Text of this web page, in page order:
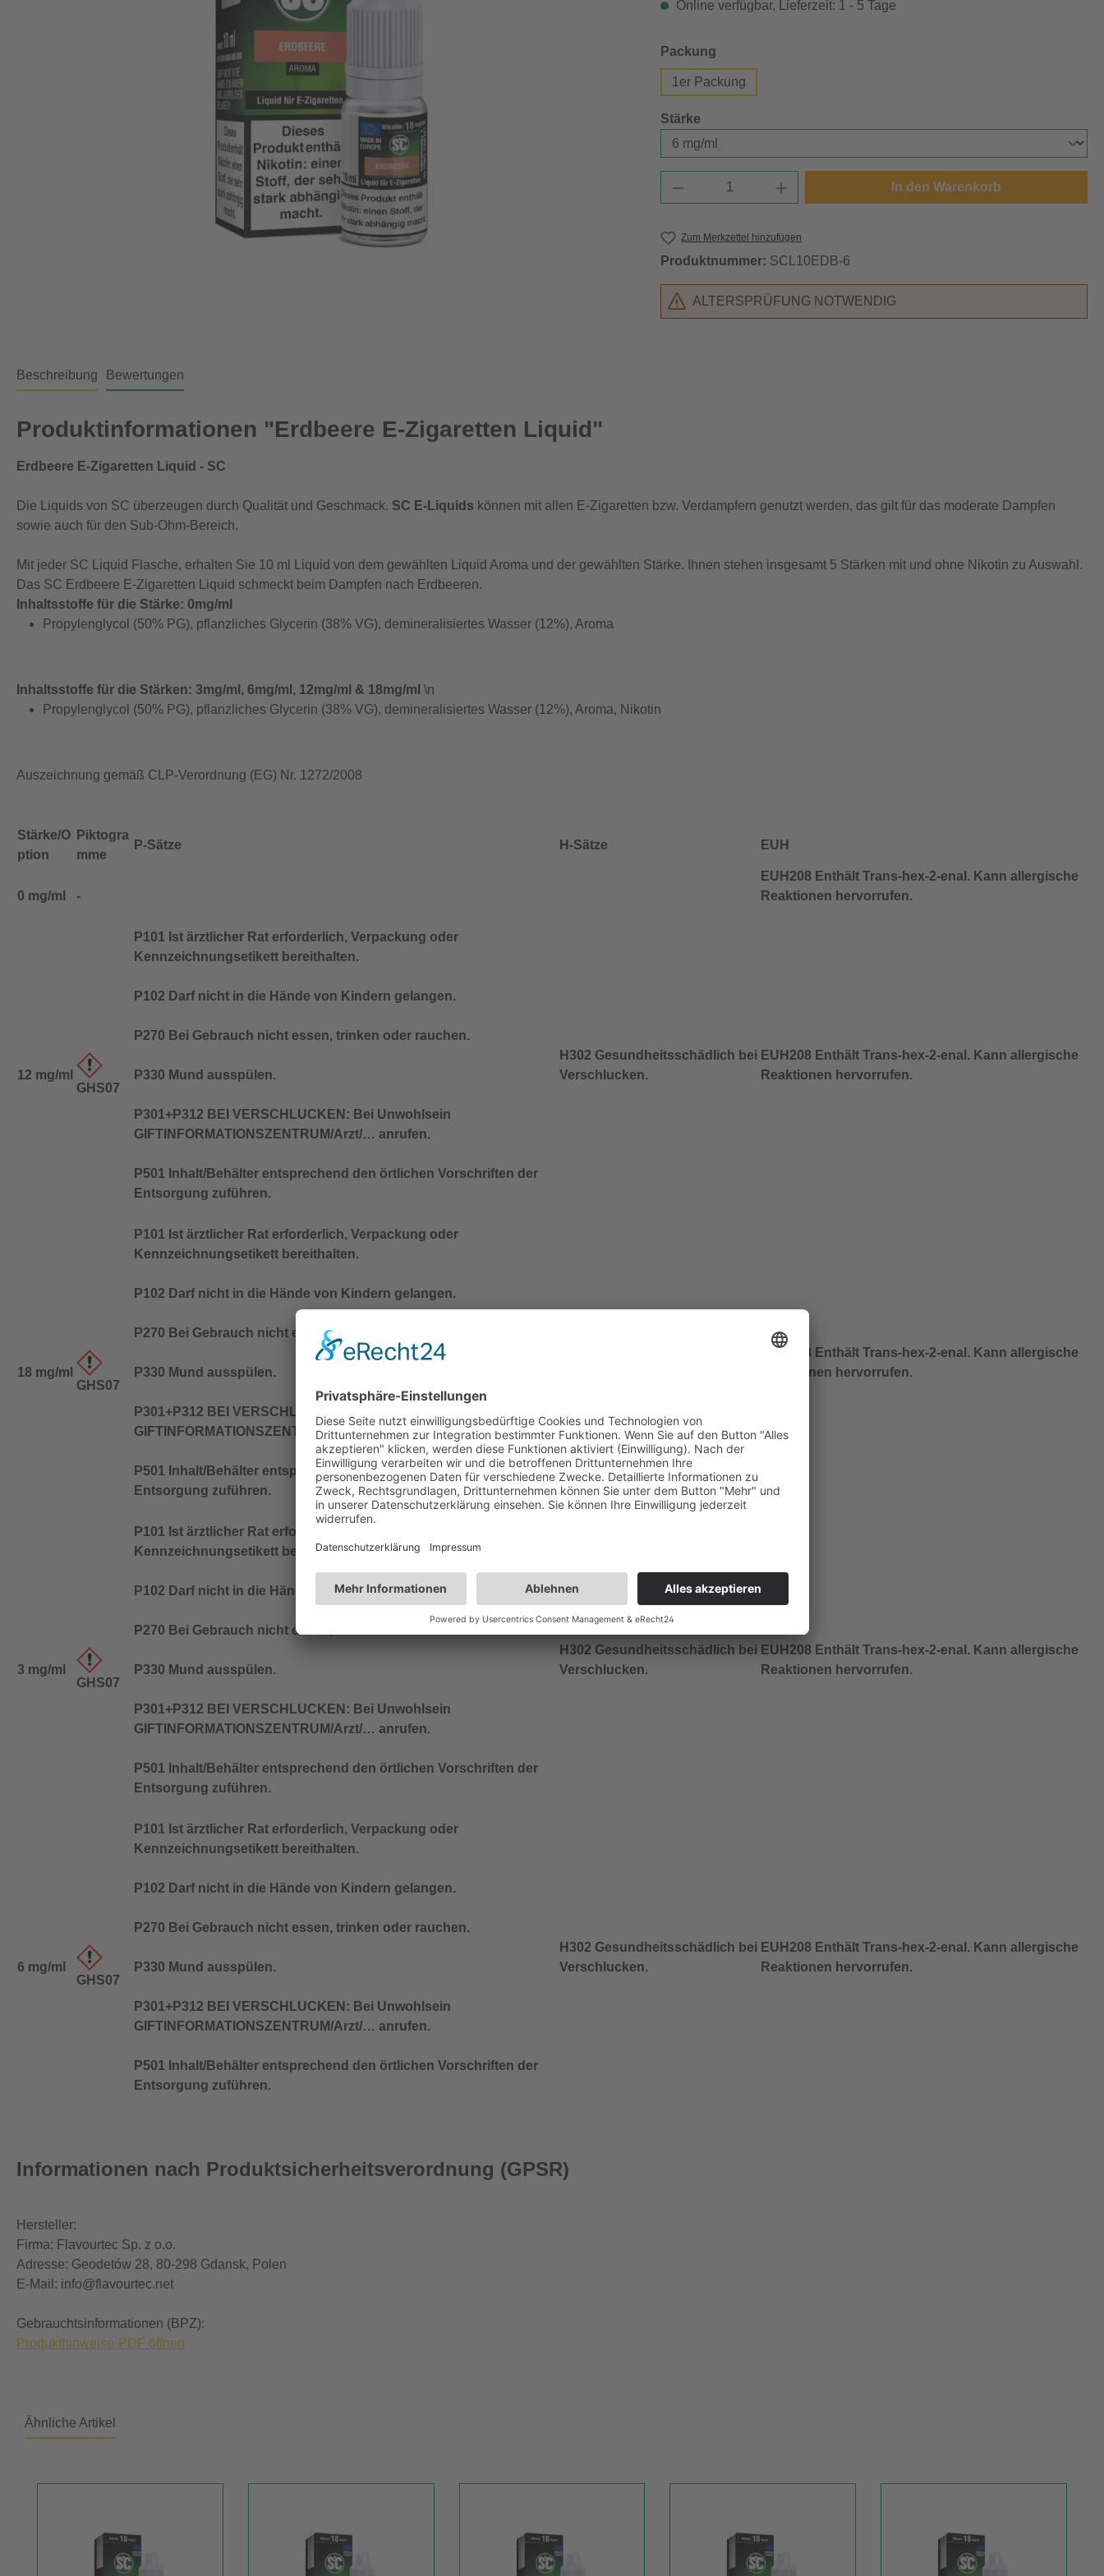
Online verfügbar, Lieferzeit: 1 - 5 Tage
Packung
1er Packung
Stärke
Produkt Anzahl: Gib den gewünschten Wert ein
In den Warenkorb
Zum Merkzettel hinzufügen
Produktnummer: SCL10EDB-6
ALTERSPRÜFUNG NOTWENDIG
Beschreibung Bewertungen
Produktinformationen "Erdbeere E-Zigaretten Liquid"
Erdbeere E-Zigaretten Liquid - SC
Die Liquids von SC überzeugen durch Qualität und Geschmack. SC E-Liquids können mit allen E-Zigaretten bzw. Verdampfern genutzt werden, das gilt für das moderate Dampfen
sowie auch für den Sub-Ohm-Bereich.
Mit jeder SC Liquid Flasche, erhalten Sie 10 ml Liquid von dem gewählten Liquid Aroma und der gewählten Stärke. Ihnen stehen insgesamt 5 Stärken mit und ohne Nikotin zu Auswahl.
Das SC Erdbeere E-Zigaretten Liquid schmeckt beim Dampfen nach Erdbeeren.
Inhaltsstoffe für die Stärke: 0mg/ml
Propylenglycol (50% PG), pflanzliches Glycerin (38% VG), demineralisiertes Wasser (12%), Aroma
Inhaltsstoffe für die Stärken: 3mg/ml, 6mg/ml, 12mg/ml & 18mg/ml \n
Propylenglycol (50% PG), pflanzliches Glycerin (38% VG), demineralisiertes Wasser (12%), Aroma, Nikotin
Auszeichnung gemäß CLP-Verordnung (EG) Nr. 1272/2008
Stärke/O
ption
Piktogra
mme
P-Sätze H-Sätze EUH
0 mg/ml -
EUH208 Enthält Trans-hex-2-enal. Kann allergische
Reaktionen hervorrufen.
12 mg/ml
GHS07
P101 Ist ärztlicher Rat erforderlich, Verpackung oder
Kennzeichnungsetikett bereithalten.
P102 Darf nicht in die Hände von Kindern gelangen.
P270 Bei Gebrauch nicht essen, trinken oder rauchen.
P330 Mund ausspülen.
P301+P312 BEI VERSCHLUCKEN: Bei Unwohlsein
GIFTINFORMATIONSZENTRUM/Arzt/… anrufen.
P501 Inhalt/Behälter entsprechend den örtlichen Vorschriften der
Entsorgung zuführen.
H302 Gesundheitsschädlich bei
Verschlucken.
EUH208 Enthält Trans-hex-2-enal. Kann allergische
Reaktionen hervorrufen.
18 mg/ml
GHS07
P101 Ist ärztlicher Rat erforderlich, Verpackung oder
Kennzeichnungsetikett bereithalten.
P102 Darf nicht in die Hände von Kindern gelangen.
P270 Bei Gebrauch nicht essen, trinken oder rauchen.
P330 Mund ausspülen.
P301+P312 BEI VERSCHLUCKEN: Bei Unwohlsein
GIFTINFORMATIONSZENTRUM/Arzt/… anrufen.
P501 Inhalt/Behälter entsprechend den örtlichen Vorschriften der
Entsorgung zuführen.
EUH208 Enthält Trans-hex-2-enal. Kann allergische
Reaktionen hervorrufen.
3 mg/ml
GHS07
P101 Ist ärztlicher Rat erforderlich, Verpackung oder
Kennzeichnungsetikett bereithalten.
P102 Darf nicht in die Hände von Kindern gelangen.
P270 Bei Gebrauch nicht essen, trinken oder rauchen.
P330 Mund ausspülen.
P301+P312 BEI VERSCHLUCKEN: Bei Unwohlsein
GIFTINFORMATIONSZENTRUM/Arzt/… anrufen.
P501 Inhalt/Behälter entsprechend den örtlichen Vorschriften der
Entsorgung zuführen.
H302 Gesundheitsschädlich bei
Verschlucken.
EUH208 Enthält Trans-hex-2-enal. Kann allergische
Reaktionen hervorrufen.
6 mg/ml
GHS07
P101 Ist ärztlicher Rat erforderlich, Verpackung oder
Kennzeichnungsetikett bereithalten.
P102 Darf nicht in die Hände von Kindern gelangen.
P270 Bei Gebrauch nicht essen, trinken oder rauchen.
P330 Mund ausspülen.
P301+P312 BEI VERSCHLUCKEN: Bei Unwohlsein
GIFTINFORMATIONSZENTRUM/Arzt/… anrufen.
P501 Inhalt/Behälter entsprechend den örtlichen Vorschriften der
Entsorgung zuführen.
H302 Gesundheitsschädlich bei
Verschlucken.
EUH208 Enthält Trans-hex-2-enal. Kann allergische
Reaktionen hervorrufen.
Informationen nach Produktsicherheitsverordnung (GPSR)
Hersteller:
Firma: Flavourtec Sp. z o.o.
Adresse: Geodetów 28, 80-298 Gdansk, Polen
E-Mail: info@flavourtec.net
Gebrauchtsinformationen (BPZ):
Produkthinweise-PDF öffnen
Ähnliche Artikel